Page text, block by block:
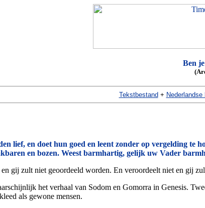
Ben
Tekstbestand +
lief, en doet hun goed en leent zonder op vergelding te
en bozen. Weest barmhartig, gelijk uw Vader
gij zult niet geoordeeld worden. En veroordeelt niet en gij
het verhaal van Sodom en Gomorra in Genesis.
als gewone mensen.